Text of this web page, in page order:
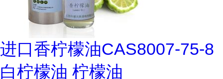
进口香柠檬油CAS8007-75-8
白柠檬油 柠檬油